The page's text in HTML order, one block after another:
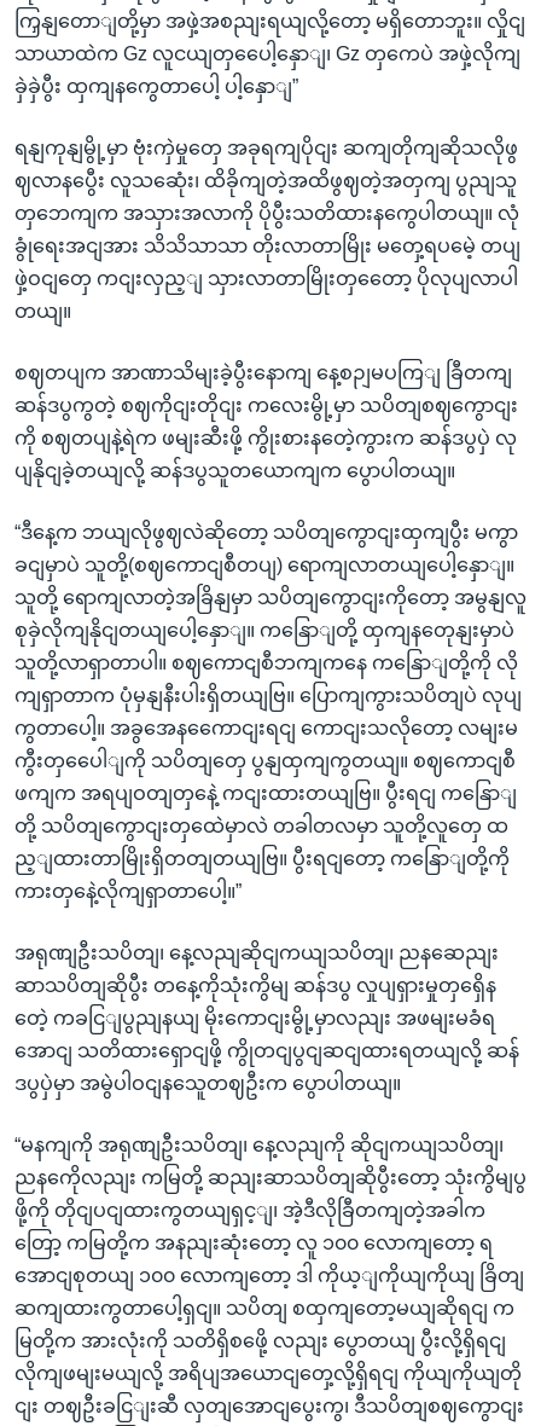
ကြှနျတောျတို့မှာ အဖှဲ့အစညျးရယျလို့တော့ မရှိတောဘူး။ လှိုငျ
သာယာထဲက Gz လူငယျတှပေေါ့နှောျ၊ Gz တှကေပဲ အဖှဲ့လိုကျ
ခှဲခှဲပွီး ထှကျနကွေတာပေါ့ ပါ့နှောျ”
ရနျကုနျမွို့မှာ ဗုံးကှဲမှုတှေ အခုရကျပိုငျး ဆကျတိုကျဆိုသလိုဖွ
ဈလာနပွေီး လူသဆေုံး၊ ထိခိုကျတဲ့အထိဖွဈတဲ့အတှကျ ပွညျသူ
တှဘေကျက အသှားအလာကို ပိုပွီးသတိထားနကွေပါတယျ။ လုံ
ခွုံရေးအငျအား သိသိသာသာ တိုးလာတာမြိုး မတှေ့ရပမေဲ့ တပျ
ဖှဲ့ဝငျတှေ ကငျးလှည့ျ သှားလာတာမြိုးတှတေော့ ပိုလုပျလာပါ
တယျ။
စဈတပျက အာဏာသိမျးခဲ့ပွီးနောကျ နေ့စဉျမပကြျ ခြီတကျ
ဆန်ဒပွကွတဲ့ စဈကိုငျးတိုငျး ကလေးမွို့မှာ သပိတျစဈကွောငျး
ကို စဈတပျနဲ့ရဲက ဖမျးဆီးဖို့ ကွိုးစားနတေဲ့ကွားက ဆန်ဒပွပှဲ လု
ပျနိုငျခဲ့တယျလို့ ဆန်ဒပွသူတယောကျက ပွောပါတယျ။
“ဒီနေ့က ဘယျလိုဖွဈလဲဆိုတော့ သပိတျကွောငျးထှကျပွီး မကွာ
ခငျမှာပဲ သူတို့(စဈကောငျစီတပျ) ရောကျလာတယျပေါ့နှောျ။
သူတို့ ရောကျလာတဲ့အခြိနျမှာ သပိတျကွောငျးကိုတော့ အမွနျလူ
စုခှဲလိုကျနိုငျတယျပေါ့နှောျ။ ကနြောျတို့ ထှကျနတေုနျးမှာပဲ
သူတို့လာရှာတာပါ။ စဈကောငျစီဘကျကနေ ကနြောျတို့ကို လို
ကျရှာတာက ပုံမှနျနီးပါးရှိတယျဗြ။ ပြောကျကွားသပိတျပဲ လုပျ
ကွတာပေါ့။ အခွအေနကေောငျးရငျ ကောငျးသလိုတော့ လမျးမ
ကွီးတှပေေါျကို သပိတျတှေ ပွနျထှကျကွတယျ။ စဈကောငျစီ
ဖကျက အရပျဝတျတှနေဲ့ ကငျးထားတယျဗြ။ ပွီးရငျ ကနြောျ
တို့ သပိတျကွောငျးတှထေဲမှာလဲ တခါတလမှာ သူတို့လူတှေ ထ
ည့ျထားတာမြိုးရှိတတျတယျဗြ။ ပွီးရငျတော့ ကနြောျတို့ကို
ကားတှနေဲ့လိုကျရှာတာပေါ့။”
အရုဏျဦးသပိတျ၊ နေ့လညျဆိုငျကယျသပိတျ၊ ညနဆေညျး
ဆာသပိတျဆိုပွီး တနေ့ကိုသုံးကွိမျ ဆန်ဒပွ လှုပျရှားမှုတှရှေိန
တေဲ့ ကခငြျပွညျနယျ မိုးကောငျးမွို့မှာလညျး အဖမျးမခံရ
အောငျ သတိထားရှောငျဖို့ ကွိုတငျပွငျဆငျထားရတယျလို့ ဆန်
ဒပွပှဲမှာ အမွဲပါဝငျနသေူတဈဦးက ပွောပါတယျ။
“မနကျကို အရုဏျဦးသပိတျ၊ နေ့လညျကို ဆိုငျကယျသပိတျ၊
ညနကေိုလညျး ကမြတို့ ဆညျးဆာသပိတျဆိုပွီးတော့ သုံးကွိမျပွ
ဖို့ကို တိုငျပငျထားကွတယျရှင့ျ၊ အဲ့ဒီလိုခြီတကျတဲ့အခါက
တြော့ ကမြတို့က အနညျးဆုံးတော့ လူ ၁၀၀ လောကျတော့ ရ
အောငျစုတယျ ၁၀၀ လောကျတော့ ဒါ ကိုယ့ျကိုယျကိုယျ ခြိတျ
ဆကျထားကွတာပေါ့ရှငျ။ သပိတျ စထှကျတော့မယျဆိုရငျ က
မြတို့က အားလုံးကို သတိရှိစဖေို့ လညျး ပွောတယျ ပွီးလို့ရှိရငျ
လိုကျဖမျးမယျလို့ အရိပျအယောငျတှေ့လို့ရှိရငျ ကိုယျကိုယျတို
ငျး တဈဦးခငြျးဆီ လှတျအောငျပွေးကွ၊ ဒီသပိတျစဈကွောငျး